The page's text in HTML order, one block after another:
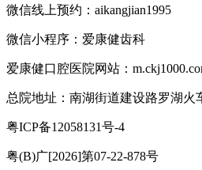
微信线上预约：aikangjian1995
微信小程序：爱康健齿科
爱康健口腔医院网站：
总院地址：南湖街道建设路罗湖火
粤ICP备12058131号-4
粤(B)广[2026]第07-22-878号